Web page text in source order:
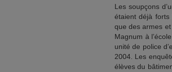
Les soupçons
étaient déjà forts
que des armes
Magnum à
unité de police
2004. Les
élèves du